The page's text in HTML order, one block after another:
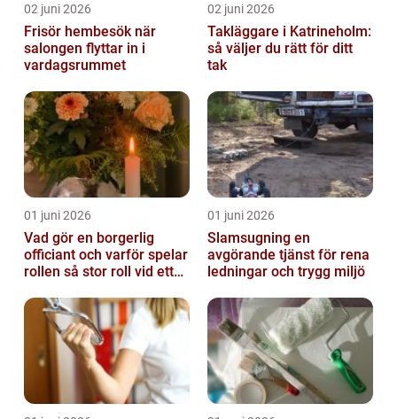
02 juni 2026
Frisör hembesök när
salongen flyttar in i
vardagsrummet
02 juni 2026
Takläggare i Katrineholm:
så väljer du rätt för ditt
tak
01 juni 2026
Vad gör en borgerlig
officiant och varför spelar
rollen så stor roll vid ett
01 juni 2026
Slamsugning en
avgörande tjänst för rena
ledningar och trygg miljö